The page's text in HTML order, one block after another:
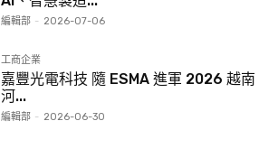
編輯部 - 2026-07-06
工商企業
嘉豐光電科技 隨 ESMA 進軍 2026 越南
河...
編輯部 - 2026-06-30